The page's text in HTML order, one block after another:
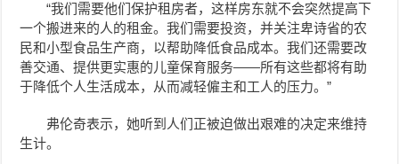
“我们需要他们保护租房者，这样房东就不会突然提高下
一个搬进来的人的租金。我们需要投资，并关注卑诗省的农
民和小型食品生产商，以帮助降低食品成本。我们还需要改
善交通、提供更实惠的儿童保育服务——所有这些都将有助
于降低个人生活成本，从而减轻僱主和工人的压力。”
弗伦奇表示，她听到人们正被迫做出艰难的决定来维持
生计。